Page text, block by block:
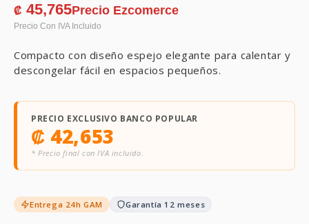
₡ 45,765
Compacto con diseño espejo elegante para calentar y
descongelar fácil en espacios pequeños.
PRECIO EXCLUSIVO BANCO POPULAR
₡ 42,653
* Precio final con IVA incluido.
Entrega 24h GAM Garantía 12 meses